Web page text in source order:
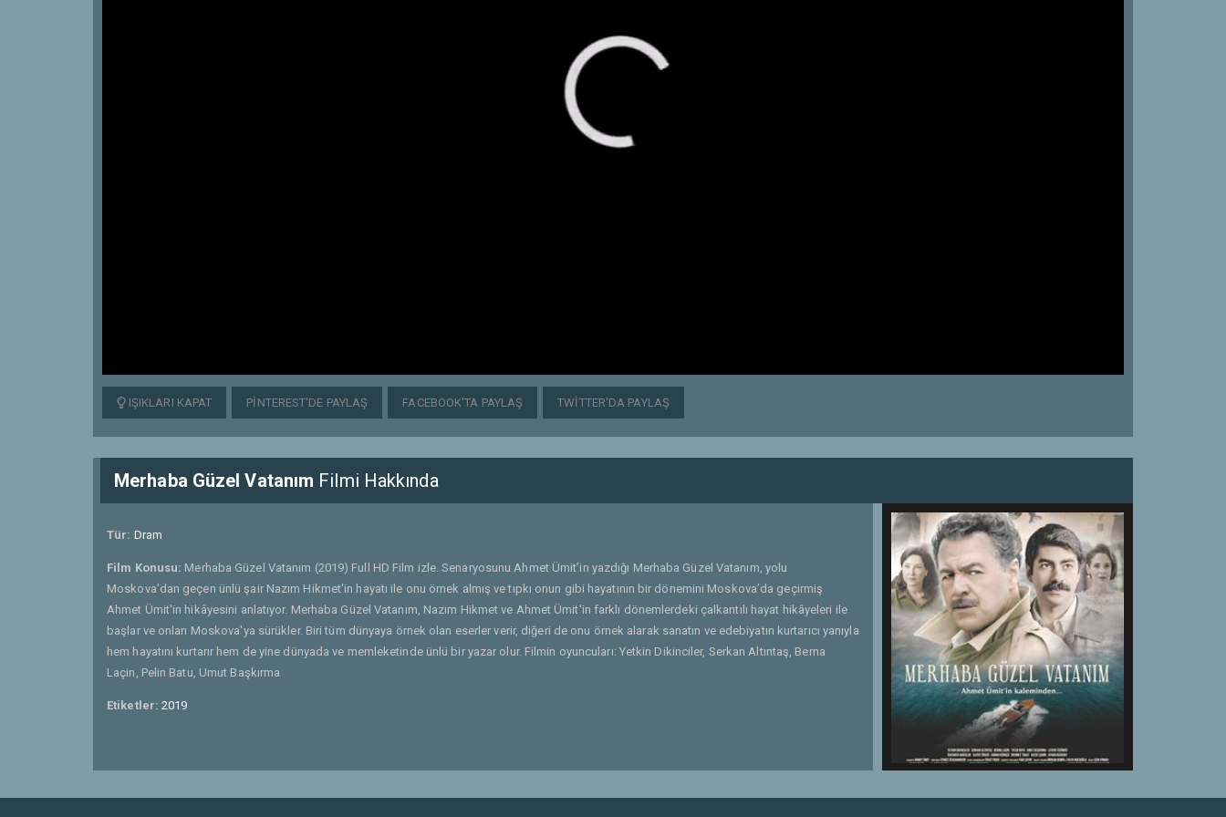
IŞIKLARI KAPAT PINTEREST'DE PAYLAŞ FACEBOOK'TA PAYLAŞ TWITTER'DA PAYLAŞ
Merhaba Güzel Vatanım Filmi Hakkında
Tür: Dram
Film Konusu: Merhaba Güzel Vatanım (2019) Full HD Film izle. Senaryosunu Ahmet Ümit’in yazdığı Merhaba Güzel Vatanım, yolu
Moskova'dan geçen ünlü şair Nazım Hikmet'in hayatı ile onu örnek almış ve tıpkı onun gibi hayatının bir dönemini Moskova’da geçirmiş
Ahmet Ümit'in hikâyesini anlatıyor. Merhaba Güzel Vatanım, Nazım Hikmet ve Ahmet Ümit'in farklı dönemlerdeki çalkantılı hayat hikâyeleri ile
başlar ve onları Moskova'ya sürükler. Biri tüm dünyaya örnek olan eserler verir, diğeri de onu örnek alarak sanatın ve edebiyatın kurtarıcı yanıyla
hem hayatını kurtarır hem de yine dünyada ve memleketinde ünlü bir yazar olur. Filmin oyuncuları: Yetkin Dikinciler, Serkan Altıntaş, Berna
Laçin, Pelin Batu, Umut Başkırma
Etiketler:2019